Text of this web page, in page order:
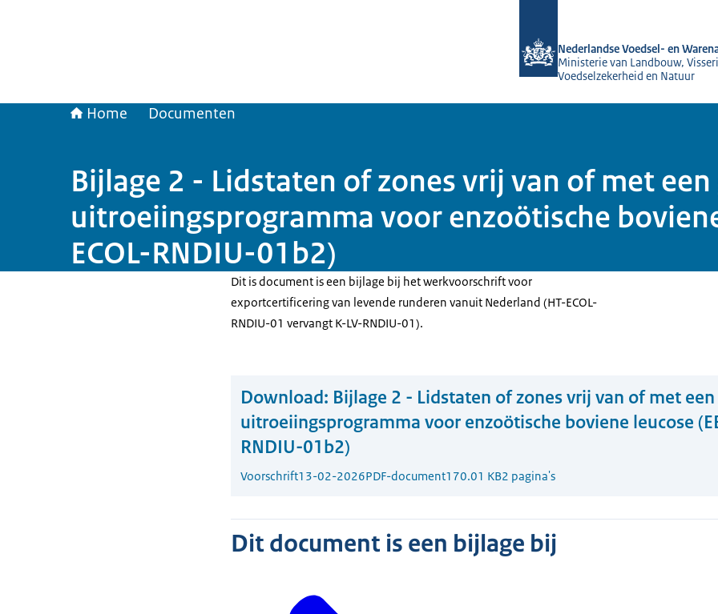
Nederlandse Voedsel- en
Ministerie van Landbouw,
Voedselzekerheid en Natuur
Home Documenten
Bijlage 2 - Lidstaten of zones vrij van of met
uitroeiingsprogramma voor enzoötische
ECOL-RNDIU-01b2)
Dit is document is een bijlage bij het werkvoorschrift voor
exportcertificering van levende runderen vanuit Nederland (HT-ECOL-
RNDIU-01 vervangt K-LV-RNDIU-01).
Download: Bijlage 2 - Lidstaten of zones vrij van of met
uitroeiingsprogramma voor enzoötische boviene leucose
RNDIU-01b2)
Voorschrift13-02-2026PDF-document170.01 KB2 pagina's
Dit document is een bijlage bij